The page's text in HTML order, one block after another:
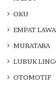
OKU
EMPAT
MURATARA
LUBUK
OTOMOTIF